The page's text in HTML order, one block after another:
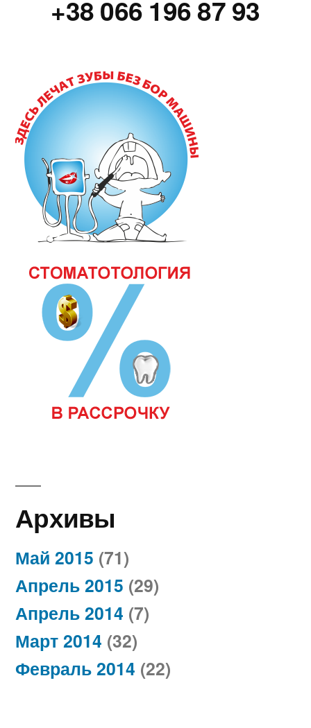
+38 066 196 87 93
Архивы
Май 2015 (71)
Апрель 2015 (29)
Апрель 2014 (7)
Март 2014 (32)
Февраль 2014 (22)